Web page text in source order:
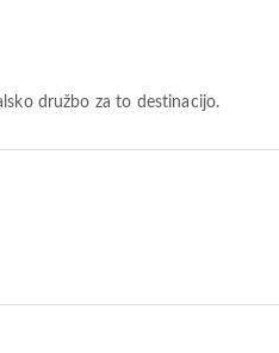
družbo za to destinacijo.